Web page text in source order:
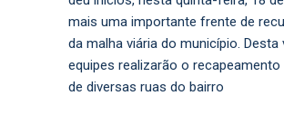
mais uma importante frente de
da malha viária do município. Desta
equipes realizarão o
de diversas ruas do bairro